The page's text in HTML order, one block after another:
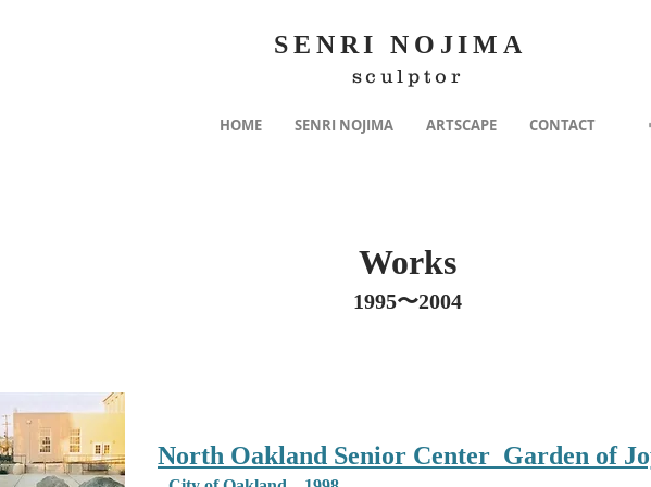
SENRI NOJIMA
sculptor
HOME SENRI NOJIMA ARTSCAPE CONTACT
Works
1995〜2004
North Oakland Senior Center Garden of